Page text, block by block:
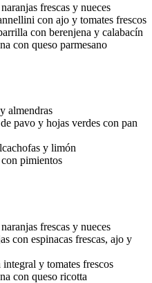
frescas y nueces
con ajo y tomates frescos
con berenjena y calabacín
con queso parmesano
almendras
pavo y hojas verdes con pan
y limón
pimientos
frescas y nueces
con espinacas frescas, ajo y
y tomates frescos
con queso ricotta